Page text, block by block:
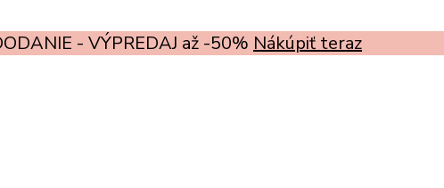
- VÝPREDAJ až -50% Nákúpiť teraz